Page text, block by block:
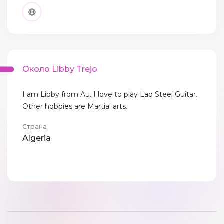
Около Libby Trejo
I am Libby from Au. I love to play Lap Steel Guitar.
Other hobbies are Martial arts.
Страна
Algeria